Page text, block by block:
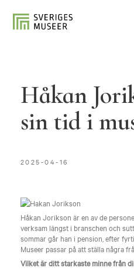
Håkan
sin tid i
2025-04-16
Håkan Jorikson är en av de
verksam längst i branschen och
sommar går han i pension, efter
Museer passar på att ställa några
Vilket är ditt starkaste minne från